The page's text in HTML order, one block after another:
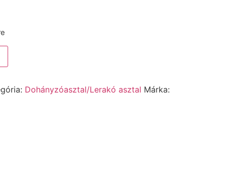
Dohányzóasztal/Lerakó asztal Márka: